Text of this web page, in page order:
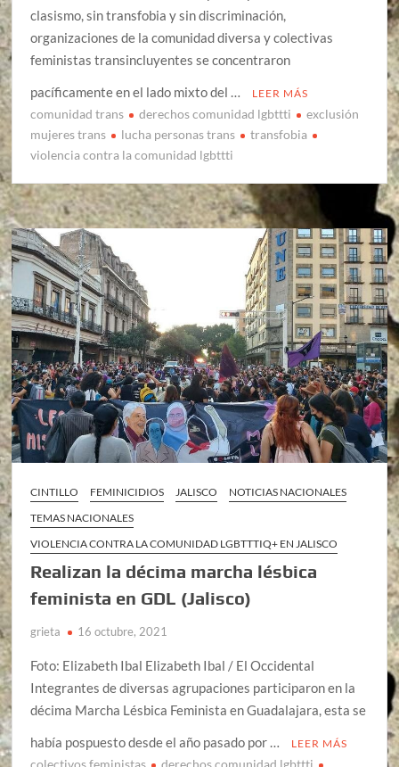
clasismo, sin transfobia y sin discriminación,
organizaciones de la comunidad diversa y colectivas
feministas transincluyentes se concentraron
pacíficamente en el lado mixto del …
LEER MÁS
comunidad trans derechos comunidad lgbttti
exclusión
mujeres trans
lucha personas trans
transfobia
violencia contra la comunidad lgbttti
CINTILLO FEMINICIDIOS JALISCO
NOTICIAS NACIONALES
TEMAS NACIONALES
VIOLENCIA CONTRA LA COMUNIDAD LGBTTTIQ+ EN JALISCO
Realizan la décima marcha lésbica
feminista en GDL (Jalisco)
grieta 16 octubre, 2021
Foto: Elizabeth Ibal Elizabeth Ibal / El Occidental
Integrantes de diversas agrupaciones participaron en la
décima Marcha Lésbica Feminista en Guadalajara, esta se
había pospuesto desde el año pasado por …
LEER MÁS